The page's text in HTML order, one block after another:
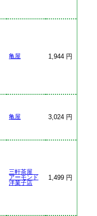
亀屋 1,944 円
亀屋 3,024 円
三軒茶屋
アーモンド
洋菓子店
1,499 円